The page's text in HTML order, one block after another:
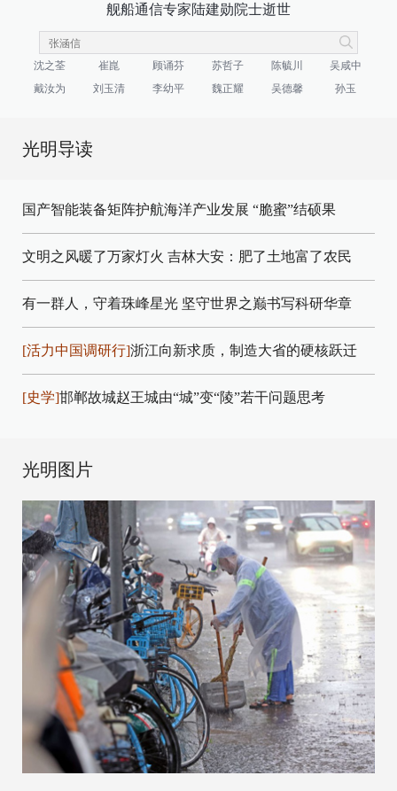
舰船通信专家陆建勋院士逝世
沈之荃 崔崑 顾诵芬 苏哲子 陈毓川
吴咸中
戴汝为
刘玉清 李幼平 魏正耀 吴德馨 孙玉
光明导读
国产智能装备矩阵护航海洋产业发展 “脆蜜”结硕果
文明之风暖了万家灯火 吉林大安：肥了土地富了农民
有一群人，守着珠峰星光 坚守世界之巅书写科研华章
[活力中国调研行]浙江向新求质，制造大省的硬核跃迁
[史学]邯郸故城赵王城由“城”变“陵”若干问题思考
光明图片